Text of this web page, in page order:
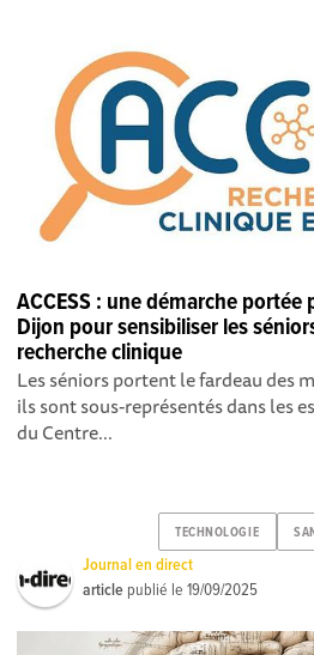
ACCESS : une démarche portée
Dijon pour sensibiliser les
recherche clinique
Les séniors portent le fardeau des
ils sont sous-représentés dans les
du Centre...
TECHNOLOGIE
Journal en direct
article publié le19/09/2025